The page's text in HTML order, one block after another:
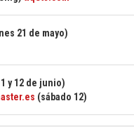
21 de mayo)
y 12 de junio)
(sábado 12)